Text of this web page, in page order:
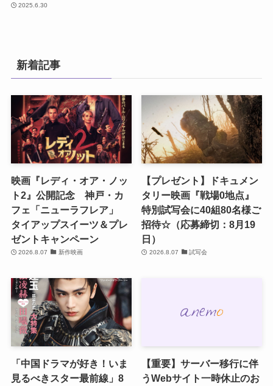
2025.6.30
新着記事
映画『レディ・オア・ノッ
ト2』公開記念 神戸・カ
フェ「ニューラフレア」
タイアップスイーツ＆プレ
ゼントキャンペーン
2026.8.07 新作映画
【プレゼント】ドキュメン
タリー映画『戦場0地点』
特別試写会に40組80名様ご
招待☆（応募締切：8月19
日）
2026.8.07 試写会
「中国ドラマが好き！いま
見るべきスター最前線」8
【重要】サーバー移行に伴
うWebサイト一時休止のお